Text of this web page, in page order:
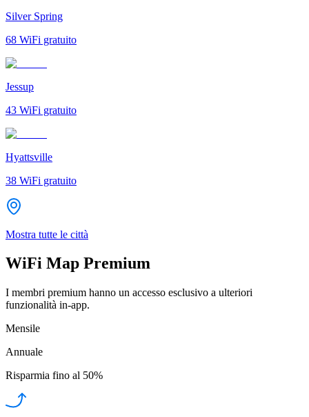
Silver Spring
68 WiFi gratuito
Jessup
43 WiFi gratuito
Hyattsville
38 WiFi gratuito
Mostra tutte le città
WiFi Map Premium
I membri premium hanno un accesso esclusivo a ulteriori
funzionalità in-app.
Mensile
Annuale
Risparmia fino al 50%